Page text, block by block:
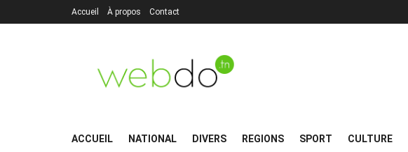
Accueil À propos Contact
ACCUEIL NATIONAL DIVERS REGIONS SPORT CULTURE